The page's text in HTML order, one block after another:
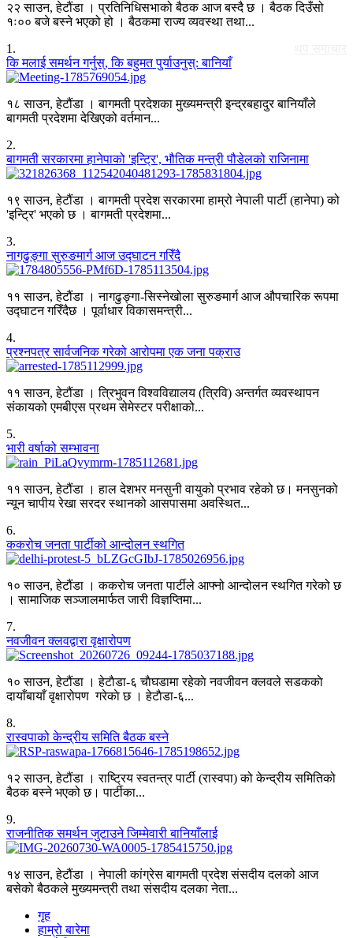
२२ साउन, हेटौंडा । प्रतिनिधिसभाको बैठक आज बस्दै छ । बैठक दिउँसो
१ः०० बजे बस्ने भएको हो । बैठकमा राज्य व्यवस्था तथा...
1 .
कि मलाई समर्थन गर्नुस्, कि बहुमत पुर्याउनुस्: बानियाँ
१८ साउन, हेटौंडा । बागमती प्रदेशका मुख्यमन्त्री इन्द्रबहादुर बानियाँले
बागमती प्रदेशमा देखिएको वर्तमान...
2.
बागमती सरकारमा हानेपाको 'इन्ट्रि', भौतिक मन्त्री पौडेलको राजिनामा
१९ साउन, हेटौंडा । बागमती प्रदेश सरकारमा हाम्रो नेपाली पार्टी (हानेपा) को
'इन्ट्रि' भएको छ । बागमती प्रदेशमा...
3.
नागढुङ्गा सुरुङमार्ग आज उद्घाटन गरिँदै
११ साउन, हेटौंडा । नागढुङ्गा-सिस्नेखोला सुरुङमार्ग आज औपचारिक रूपमा
उद्घाटन गरिँदैछ । पूर्वाधार विकासमन्त्री...
4.
प्रश्नपत्र सार्वजनिक गरेको आरोपमा एक जना पक्राउ
११ साउन, हेटौंडा । त्रिभुवन विश्वविद्यालय (त्रिवि) अन्तर्गत व्यवस्थापन
संकायको एमबीएस प्रथम सेमेस्टर परीक्षाको...
5.
भारी वर्षाको सम्भावना
११ साउन, हेटौंडा । हाल देशभर मनसुनी वायुको प्रभाव रहेको छ। मनसुनको
न्यून चापीय रेखा सरदर स्थानको आसपासमा अवस्थित...
6.
ककरोच जनता पार्टीको आन्दोलन स्थगित
१० साउन, हेटौंडा । ककरोच जनता पार्टीले आफ्नो आन्दोलन स्थगित गरेको छ
। सामाजिक सञ्जालमार्फत जारी विज्ञप्तिमा...
7.
नवजीवन क्लवद्वारा वृक्षारोपण
१० साउन, हेटौंडा । हेटाैडा-६ चाैघडामा रहेकाे नवजीवन क्लवले सडककाे
दायाँबायाँ वृक्षारोपण गरेकाे छ । हेटाैडा-६...
8.
रास्वपाको केन्द्रीय समिति बैठक बस्ने
१२ साउन, हेटौंडा । राष्ट्रिय स्वतन्त्र पार्टी (रास्वपा) को केन्द्रीय समितिको
बैठक बस्ने भएको छ। पार्टीका...
9.
राजनीतिक समर्थन जुटाउने जिम्मेवारी बानियाँलाई
१४ साउन, हेटौंडा । नेपाली कांग्रेस बागमती प्रदेश संसदीय दलको आज
बसेको बैठकले मुख्यमन्त्री तथा संसदीय दलका नेता...
गृह
हाम्रो बारेमा